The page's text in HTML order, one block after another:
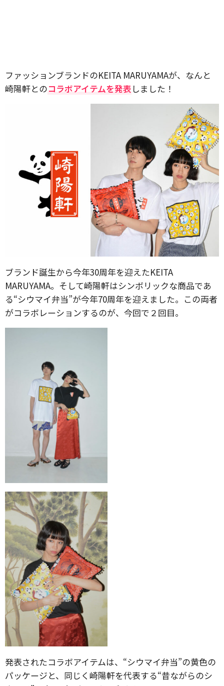
ファッションブランドのKEITA MARUYAMAが、なんと
崎陽軒とのコラボアイテムを発表 しました！
ブランド誕生から今年30周年を迎えたKEITA
MARUYAMA。そして崎陽軒はシンボリックな商品であ
る“シウマイ弁当”が今年70周年を迎えました。この両者
がコラボレーションするのが、今回で２回目。
発表されたコラボアイテムは、“シウマイ弁当”の黄色の
パッケージと、同じく崎陽軒を代表する“昔ながらのシ